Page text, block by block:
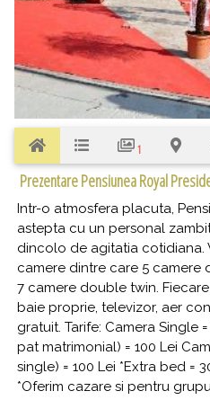
1
Prezentare Pensiunea Royal
Intr-o atmosfera placuta,
astepta cu un personal
dincolo de agitatia cotidiana.
camere dintre care 5 camere
7 camere double twin.
baie proprie, televizor, aer
gratuit. Tarife: Camera Single
pat matrimonial) = 100 Lei
single) = 100 Lei *Extra bed =
*Oferim cazare si pentru